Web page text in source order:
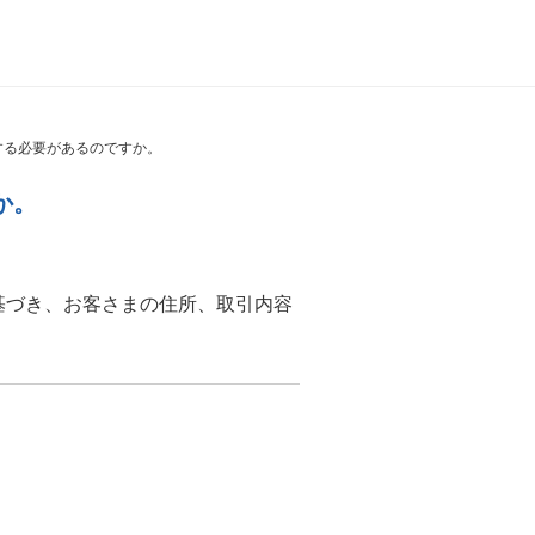
必要があるのですか。
き、お客さまの住所、取引内容